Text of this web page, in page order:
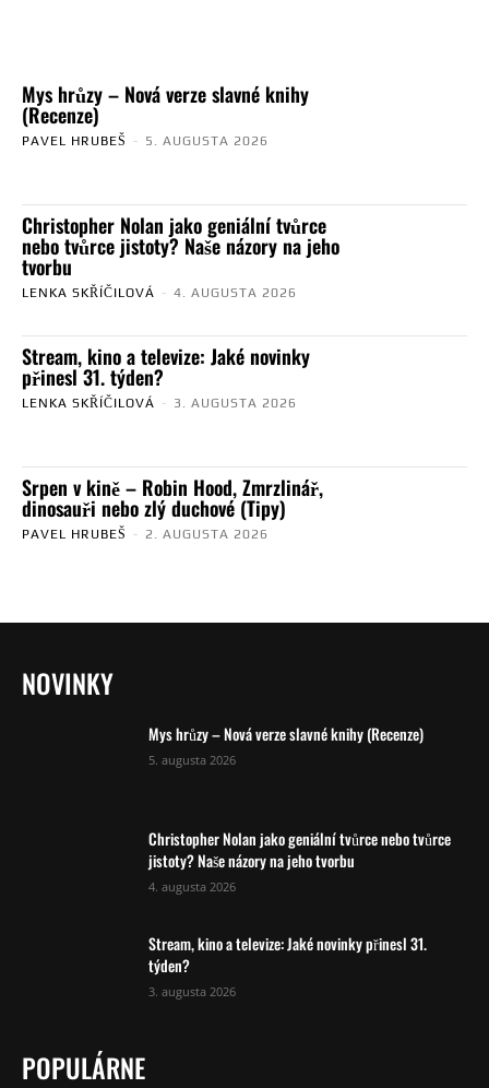
Mys hrůzy – Nová verze slavné knihy
(Recenze)
PAVEL HRUBEŠ - 5. AUGUSTA 2026
Christopher Nolan jako geniální tvůrce
nebo tvůrce jistoty? Naše názory na jeho
tvorbu
LENKA SKŘÍČILOVÁ - 4. AUGUSTA 2026
Stream, kino a televize: Jaké novinky
přinesl 31. týden?
LENKA SKŘÍČILOVÁ - 3. AUGUSTA 2026
Srpen v kině – Robin Hood, Zmrzlinář,
dinosauři nebo zlý duchové (Tipy)
PAVEL HRUBEŠ - 2. AUGUSTA 2026
NOVINKY
Mys hrůzy – Nová verze slavné knihy (Recenze)
5. augusta 2026
Christopher Nolan jako geniální tvůrce nebo tvůrce
jistoty? Naše názory na jeho tvorbu
4. augusta 2026
Stream, kino a televize: Jaké novinky přinesl 31.
týden?
3. augusta 2026
POPULÁRNE